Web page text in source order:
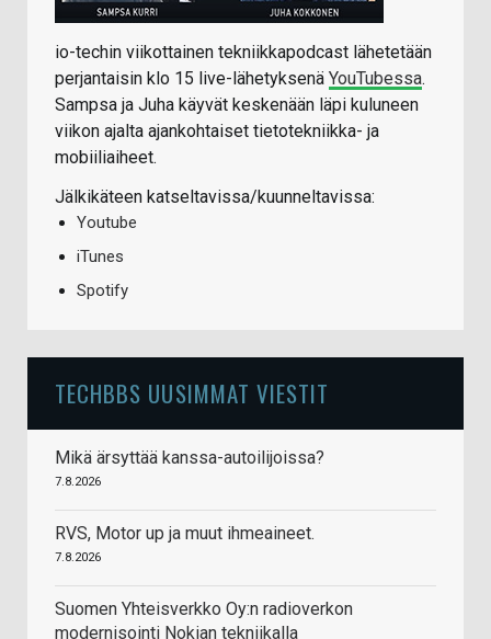
io-techin viikottainen tekniikkapodcast lähetetään
perjantaisin klo 15 live-lähetyksenä YouTubessa.
Sampsa ja Juha käyvät keskenään läpi kuluneen
viikon ajalta ajankohtaiset tietotekniikka- ja
mobiiliaiheet.
Jälkikäteen katseltavissa/kuunneltavissa:
Youtube
iTunes
Spotify
TECHBBS UUSIMMAT VIESTIT
Mikä ärsyttää kanssa-autoilijoissa?
7.8.2026
RVS, Motor up ja muut ihmeaineet.
7.8.2026
Suomen Yhteisverkko Oy:n radioverkon
modernisointi Nokian tekniikalla